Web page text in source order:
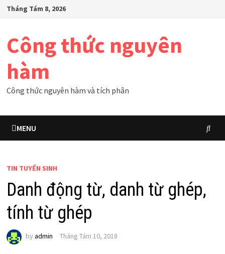
SkipTháng Tám 8, 2026
Công thức nguyên
hàm
Công thức nguyên hàm và tích phân
MENU
TIN TUYỂN SINH
Danh động từ, danh từ ghép,
tính từ ghép
by admin Tháng Tám 10, 2018